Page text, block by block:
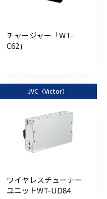
チャージャー「WT-
C62」
JVC（Victor）
ワイヤレスチューナー
ユニットWT-UD84